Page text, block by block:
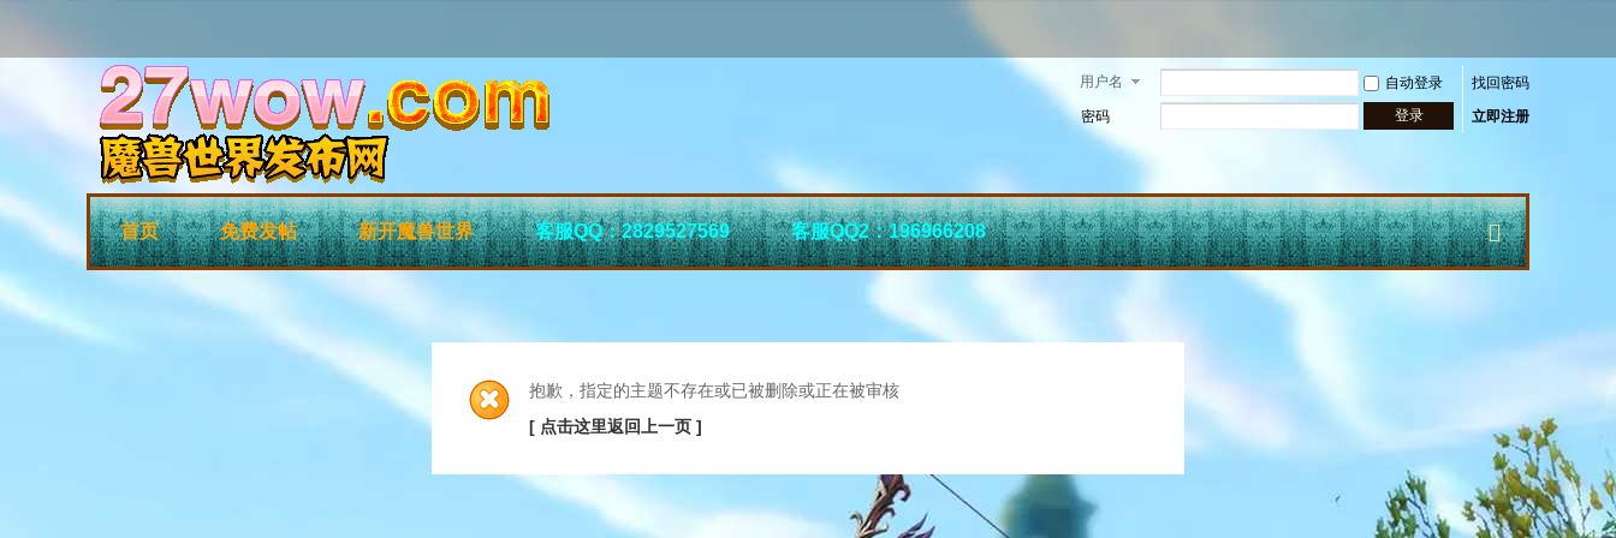
用户名 自动登录
找回密码
密码
登录 立即注册
首页 免费发帖 新开魔兽世界 客服QQ：2829527569 客服QQ2：196966208
抱歉，指定的主题不存在或已被删除或正在被审核
[ 点击这里返回上一页 ]